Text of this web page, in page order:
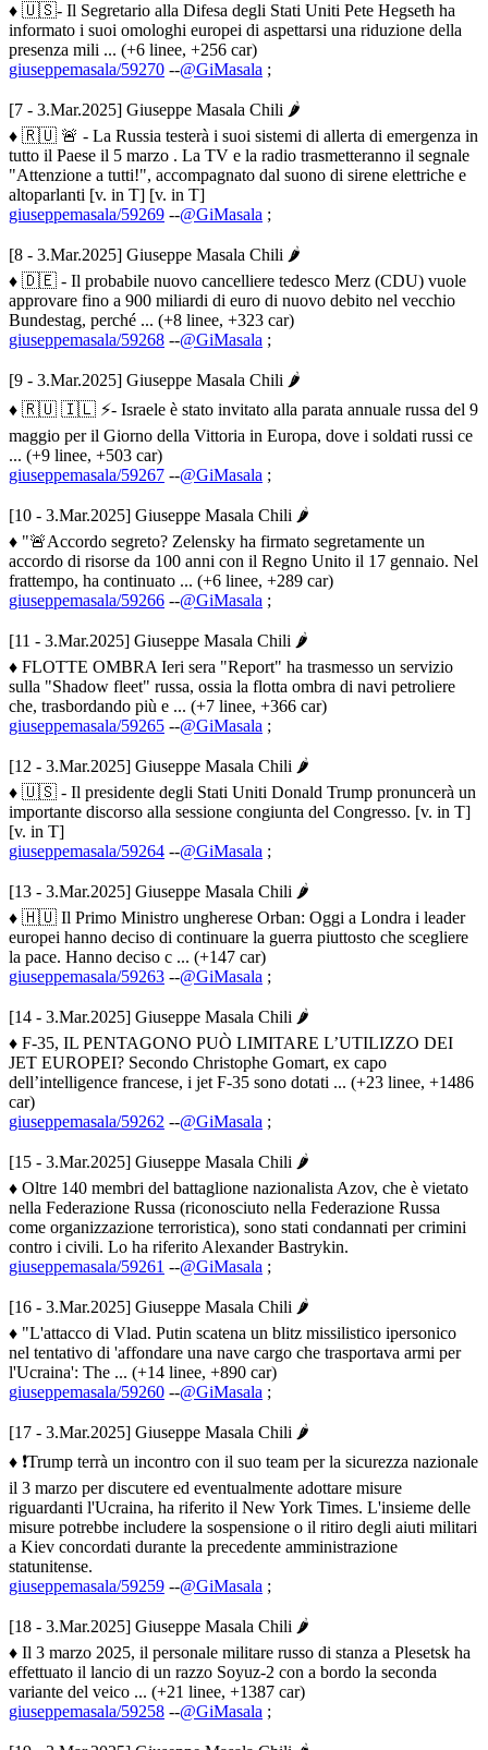
♦ 🇺🇸- Il Segretario alla Difesa degli Stati Uniti Pete Hegseth ha
informato i suoi omologhi europei di aspettarsi una riduzione della
presenza mili ... (+6 linee, +256 car)
giuseppemasala/59270 --@GiMasala ;
[7 - 3.Mar.2025] Giuseppe Masala Chili 🌶
♦ 🇷🇺 🚨 - La Russia testerà i suoi sistemi di allerta di emergenza in
tutto il Paese il 5 marzo . La TV e la radio trasmetteranno il segnale
"Attenzione a tutti!", accompagnato dal suono di sirene elettriche e
altoparlanti [v. in T] [v. in T]
giuseppemasala/59269 --@GiMasala ;
[8 - 3.Mar.2025] Giuseppe Masala Chili 🌶
♦ 🇩🇪 - Il probabile nuovo cancelliere tedesco Merz (CDU) vuole
approvare fino a 900 miliardi di euro di nuovo debito nel vecchio
Bundestag, perché ... (+8 linee, +323 car)
giuseppemasala/59268 --@GiMasala ;
[9 - 3.Mar.2025] Giuseppe Masala Chili 🌶
♦ 🇷🇺 🇮🇱 ⚡️- Israele è stato invitato alla parata annuale russa del 9
maggio per il Giorno della Vittoria in Europa, dove i soldati russi ce
... (+9 linee, +503 car)
giuseppemasala/59267 --@GiMasala ;
[10 - 3.Mar.2025] Giuseppe Masala Chili 🌶
♦ "🚨Accordo segreto? Zelensky ha firmato segretamente un
accordo di risorse da 100 anni con il Regno Unito il 17 gennaio. Nel
frattempo, ha continuato ... (+6 linee, +289 car)
giuseppemasala/59266 --@GiMasala ;
[11 - 3.Mar.2025] Giuseppe Masala Chili 🌶
♦ FLOTTE OMBRA Ieri sera "Report" ha trasmesso un servizio
sulla "Shadow fleet" russa, ossia la flotta ombra di navi petroliere
che, trasbordando più e ... (+7 linee, +366 car)
giuseppemasala/59265 --@GiMasala ;
[12 - 3.Mar.2025] Giuseppe Masala Chili 🌶
♦ 🇺🇸 - Il presidente degli Stati Uniti Donald Trump pronuncerà un
importante discorso alla sessione congiunta del Congresso. [v. in T]
[v. in T]
giuseppemasala/59264 --@GiMasala ;
[13 - 3.Mar.2025] Giuseppe Masala Chili 🌶
♦ 🇭🇺 Il Primo Ministro ungherese Orban: Oggi a Londra i leader
europei hanno deciso di continuare la guerra piuttosto che scegliere
la pace. Hanno deciso c ... (+147 car)
giuseppemasala/59263 --@GiMasala ;
[14 - 3.Mar.2025] Giuseppe Masala Chili 🌶
♦ F-35, IL PENTAGONO PUÒ LIMITARE L’UTILIZZO DEI
JET EUROPEI? Secondo Christophe Gomart, ex capo
dell’intelligence francese, i jet F-35 sono dotati ... (+23 linee, +1486
car)
giuseppemasala/59262 --@GiMasala ;
[15 - 3.Mar.2025] Giuseppe Masala Chili 🌶
♦ Oltre 140 membri del battaglione nazionalista Azov, che è vietato
nella Federazione Russa (riconosciuto nella Federazione Russa
come organizzazione terroristica), sono stati condannati per crimini
contro i civili. Lo ha riferito Alexander Bastrykin.
giuseppemasala/59261 --@GiMasala ;
[16 - 3.Mar.2025] Giuseppe Masala Chili 🌶
♦ "L'attacco di Vlad. Putin scatena un blitz missilistico ipersonico
nel tentativo di 'affondare una nave cargo che trasportava armi per
l'Ucraina': The ... (+14 linee, +890 car)
giuseppemasala/59260 --@GiMasala ;
[17 - 3.Mar.2025] Giuseppe Masala Chili 🌶
♦ ❗️Trump terrà un incontro con il suo team per la sicurezza nazionale
il 3 marzo per discutere ed eventualmente adottare misure
riguardanti l'Ucraina, ha riferito il New York Times. L'insieme delle
misure potrebbe includere la sospensione o il ritiro degli aiuti militari
a Kiev concordati durante la precedente amministrazione
statunitense.
giuseppemasala/59259 --@GiMasala ;
[18 - 3.Mar.2025] Giuseppe Masala Chili 🌶
♦ Il 3 marzo 2025, il personale militare russo di stanza a Plesetsk ha
effettuato il lancio di un razzo Soyuz-2 con a bordo la seconda
variante del veico ... (+21 linee, +1387 car)
giuseppemasala/59258 --@GiMasala ;